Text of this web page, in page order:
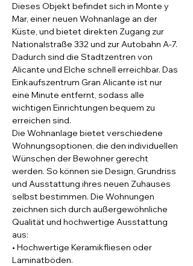
Dieses Objekt befindet sich in Monte y
Mar, einer neuen Wohnanlage an der
Küste, und bietet direkten Zugang zur
Nationalstraße 332 und zur Autobahn A-7.
Dadurch sind die Stadtzentren von
Alicante und Elche schnell erreichbar. Das
Einkaufszentrum Gran Alicante ist nur
eine Minute entfernt, sodass alle
wichtigen Einrichtungen bequem zu
erreichen sind.
Die Wohnanlage bietet verschiedene
Wohnungsoptionen, die den individuellen
Wünschen der Bewohner gerecht
werden. So können sie Design, Grundriss
und Ausstattung ihres neuen Zuhauses
selbst bestimmen. Die Wohnungen
zeichnen sich durch außergewöhnliche
Qualität und hochwertige Ausstattung
aus:
• Hochwertige Keramikfliesen oder
Laminatböden.